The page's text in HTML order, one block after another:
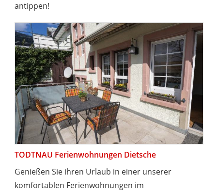
antippen!
TODTNAU Ferienwohnungen Dietsche
Genießen Sie ihren Urlaub in einer unserer
komfortablen Ferienwohnungen im